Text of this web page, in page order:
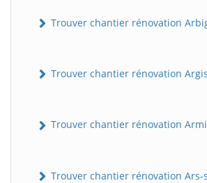
Trouver chantier rénovation
Trouver chantier rénovation Argis
Trouver chantier rénovation
Trouver chantier rénovation Ars-